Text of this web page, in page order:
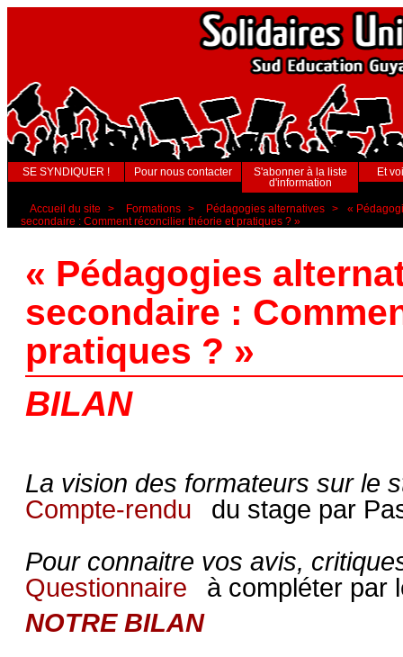
SE SYNDIQUER ! Pour nous contacter
S'abonner à la liste
d'information
Et
Accueil du site > Formations > Pédagogies alternatives >
«
secondaire : Comment réconcilier théorie et pratiques ? »
« Pédagogies
secondaire :
pratiques ? »
BILAN
La vision des formateurs sur le
Compte-rendu
du stage par
Pour connaitre vos avis,
Questionnaire
à compléter par
NOTRE BILAN